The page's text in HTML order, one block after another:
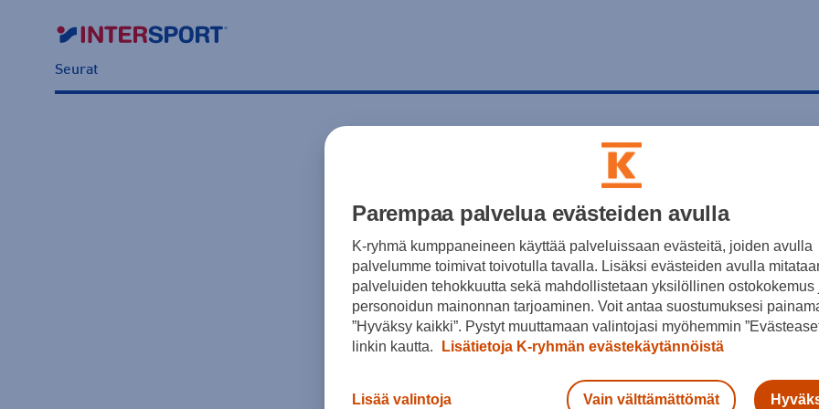
Seurat
Parempaa palvelua evästeiden avulla
K-ryhmä kumppaneineen käyttää palveluissaan evästeitä, joiden avulla
palvelumme toimivat toivotulla tavalla. Lisäksi evästeiden avulla
palveluiden tehokkuutta sekä mahdollistetaan yksilöllinen ostokokemus
personoidun mainonnan tarjoaminen. Voit antaa suostumuksesi
”Hyväksy kaikki”. Pystyt muuttamaan valintojasi myöhemmin
linkin kautta.
Lisätietoja K-ryhmän evästekäytännöistä
Lisää valintoja Vain välttämättömät